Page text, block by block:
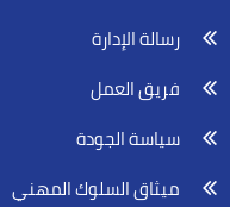
رسالة الإدارة
فريق العمل
سياسة الجودة
ميثاق السلوك المهني